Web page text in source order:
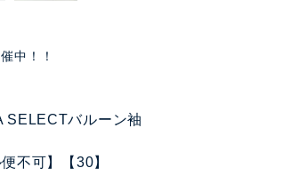
中！！
SELECTバルーン袖
不可】【30】